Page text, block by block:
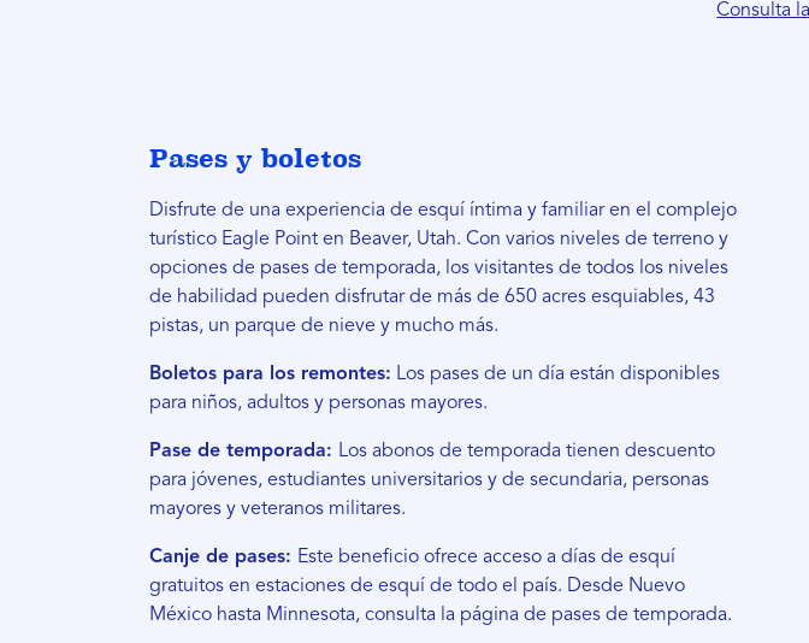
Consulta
Pases y boletos
Disfrute de una experiencia de esquí íntima y familiar en el complejo
turístico Eagle Point en Beaver, Utah. Con varios niveles de terreno y
opciones de pases de temporada, los visitantes de todos los niveles
de habilidad pueden disfrutar de más de 650 acres esquiables, 43
pistas, un parque de nieve y mucho más.
Boletos para los remontes: Los pases de un día están disponibles
para niños, adultos y personas mayores.
Pase de temporada: Los abonos de temporada tienen descuento
para jóvenes, estudiantes universitarios y de secundaria, personas
mayores y veteranos militares.
Canje de pases: Este beneficio ofrece acceso a días de esquí
gratuitos en estaciones de esquí de todo el país. Desde Nuevo
México hasta Minnesota, consulta la página de pases de temporada.